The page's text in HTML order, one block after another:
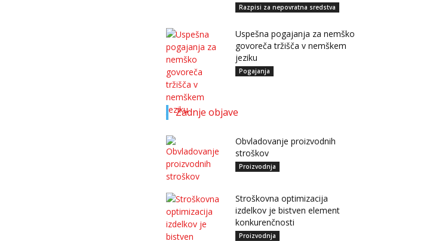
Razpisi za nepovratna sredstva
Uspešna pogajanja za nemško
govoreča tržišča v nemškem
jeziku
Pogajanja
Zadnje objave
Obvladovanje proizvodnih
stroškov
Proizvodnja
Stroškovna optimizacija
izdelkov je bistven element
konkurenčnosti
Proizvodnja